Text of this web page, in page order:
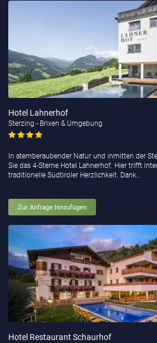
Hotel Lahnerhof
Sterzing - Brixen & Umgebung
In atemberaubender Natur und inmitten der
Sie das 4-Sterne Hotel Lahnerhof. Hier trifft
traditionelle Südtiroler Herzlichkeit. Dank…
Zur Anfrage hinzufügen
Hotel Restaurant Schaurhof